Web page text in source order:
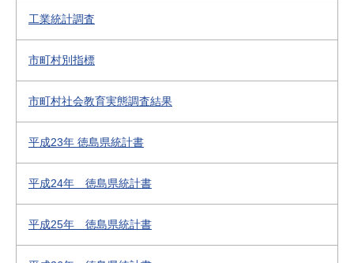
工業統計調査
市町村別指標
市町村社会教育実態調査結果
平成23年 徳島県統計書
平成24年 徳島県統計書
平成25年 徳島県統計書